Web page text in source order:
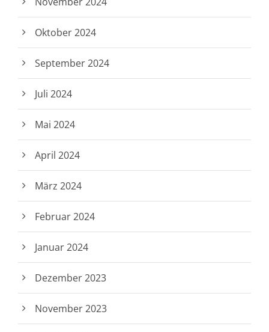
Oktober 2024
September 2024
Juli 2024
Mai 2024
April 2024
März 2024
Februar 2024
Januar 2024
Dezember 2023
November 2023